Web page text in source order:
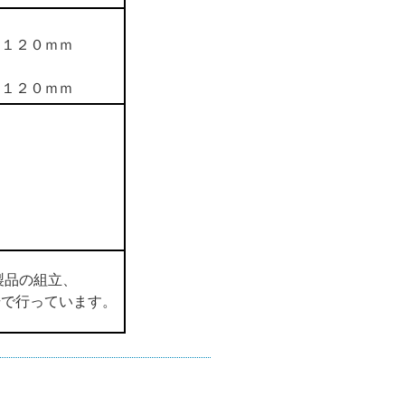
２０ｍｍ
２０ｍｍ
の組立、
行っています。